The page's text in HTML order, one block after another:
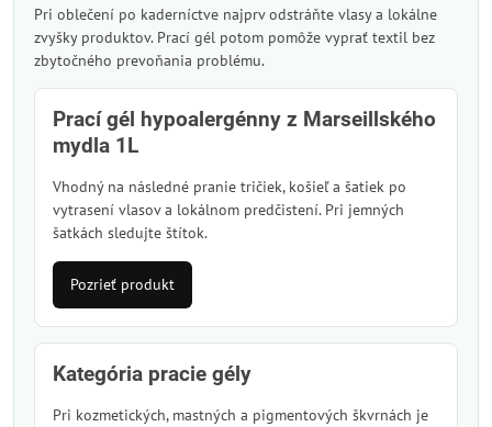
Pri oblečení po kaderníctve najprv odstráňte vlasy a lokálne
zvyšky produktov. Prací gél potom pomôže vyprať textil bez
zbytočného prevoňania problému.
Prací gél hypoalergénny z Marseillského
mydla 1L
Vhodný na následné pranie tričiek, košieľ a šatiek po
vytrasení vlasov a lokálnom predčistení. Pri jemných
šatkách sledujte štítok.
Pozrieť produkt
Kategória pracie gély
Pri kozmetických, mastných a pigmentových škvrnách je